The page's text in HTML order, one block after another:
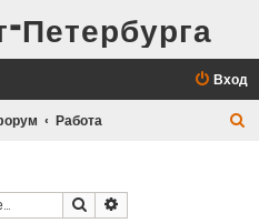
Вход
Работа
Поиск